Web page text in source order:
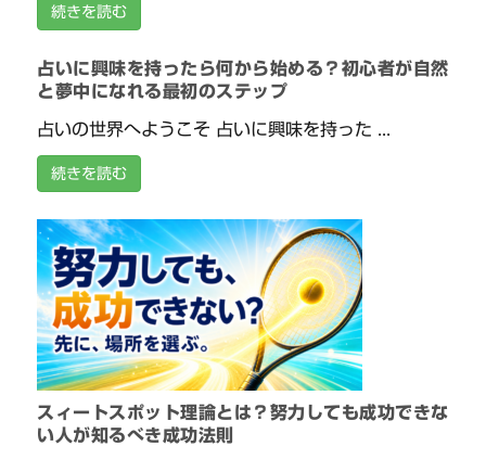
続きを読む
占いに興味を持ったら何から始める？初心者が自然
と夢中になれる最初のステップ
占いの世界へようこそ 占いに興味を持った ...
続きを読む
スィートスポット理論とは？努力しても成功できな
い人が知るべき成功法則